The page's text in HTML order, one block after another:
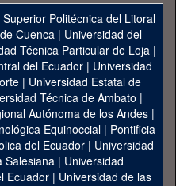
Superior Politécnica del Litoral
Cuenca| Universidad del
Técnica Particular de Loja|
del Ecuador| Universidad
| Universidad Estatal de
Técnica de Ambato |
Autónoma de los Andes|
Equinoccial| Pontificia
del Ecuador | Universidad
Salesiana | Universidad
Ecuador | Universidad de las